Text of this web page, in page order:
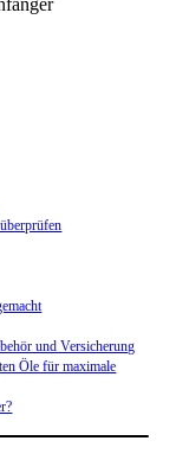
und Versicherung
Öle für maximale